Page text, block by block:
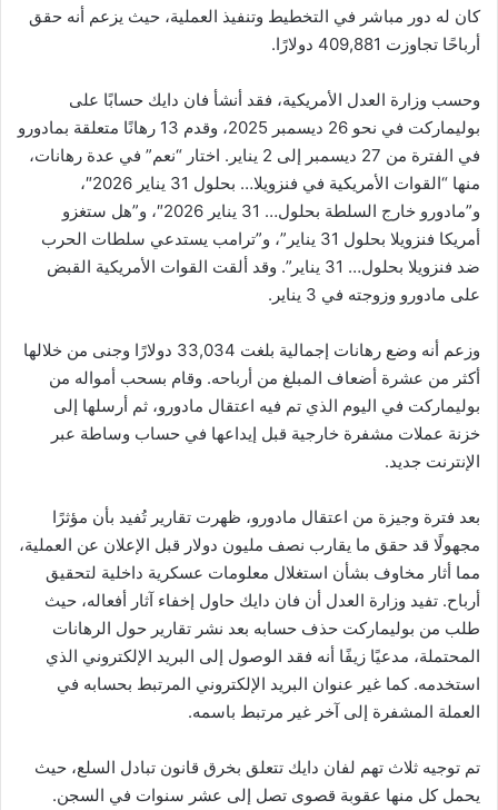
كان له دور مباشر في التخطيط وتنفيذ العملية، حيث يزعم أنه حقق
أرباحًا تجاوزت 409,881 دولارًا.
وحسب وزارة العدل الأمريكية، فقد أنشأ فان دايك حسابًا على
بوليماركت في نحو 26 ديسمبر 2025، وقدم 13 رهانًا متعلقة بمادورو
في الفترة من 27 ديسمبر إلى 2 يناير. اختار “نعم” في عدة رهانات،
منها “القوات الأمريكية في فنزويلا… بحلول 31 يناير 2026″،
و”مادورو خارج السلطة بحلول… 31 يناير 2026″، و”هل ستغزو
أمريكا فنزويلا بحلول 31 يناير”، و”ترامب يستدعي سلطات الحرب
ضد فنزويلا بحلول… 31 يناير”. وقد ألقت القوات الأمريكية القبض
على مادورو وزوجته في 3 يناير.
وزعم أنه وضع رهانات إجمالية بلغت 33,034 دولارًا وجنى من خلالها
أكثر من عشرة أضعاف المبلغ من أرباحه. وقام بسحب أمواله من
بوليماركت في اليوم الذي تم فيه اعتقال مادورو، ثم أرسلها إلى
خزنة عملات مشفرة خارجية قبل إيداعها في حساب وساطة عبر
الإنترنت جديد.
بعد فترة وجيزة من اعتقال مادورو، ظهرت تقارير تُفيد بأن مؤثرًا
مجهولًا قد حقق ما يقارب نصف مليون دولار قبل الإعلان عن العملية،
مما أثار مخاوف بشأن استغلال معلومات عسكرية داخلية لتحقيق
أرباح. تفيد وزارة العدل أن فان دايك حاول إخفاء آثار أفعاله، حيث
طلب من بوليماركت حذف حسابه بعد نشر تقارير حول الرهانات
المحتملة، مدعيًا زيفًا أنه فقد الوصول إلى البريد الإلكتروني الذي
استخدمه. كما غير عنوان البريد الإلكتروني المرتبط بحسابه في
العملة المشفرة إلى آخر غير مرتبط باسمه.
تم توجيه ثلاث تهم لفان دايك تتعلق بخرق قانون تبادل السلع، حيث
يحمل كل منها عقوبة قصوى تصل إلى عشر سنوات في السجن.